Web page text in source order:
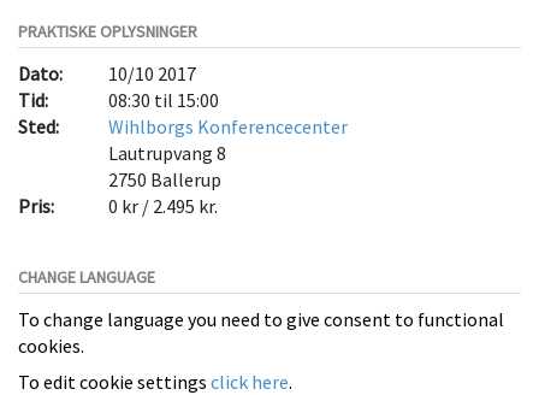
PRAKTISKE OPLYSNINGER
Dato:
10/10 2017
Tid:
08:30 til 15:00
Sted:
Wihlborgs Konferencecenter
Lautrupvang 8
2750 Ballerup
Pris:
0 kr / 2.495 kr.
CHANGE LANGUAGE
To change language you need to give consent to functional
cookies.
To edit cookie settings click here.